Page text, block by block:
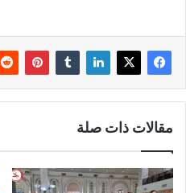
مقالات ذات صلة